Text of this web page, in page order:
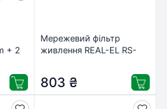
+ 2
Мережевий фільтр
живлення REAL-EL RS-
803 ₴